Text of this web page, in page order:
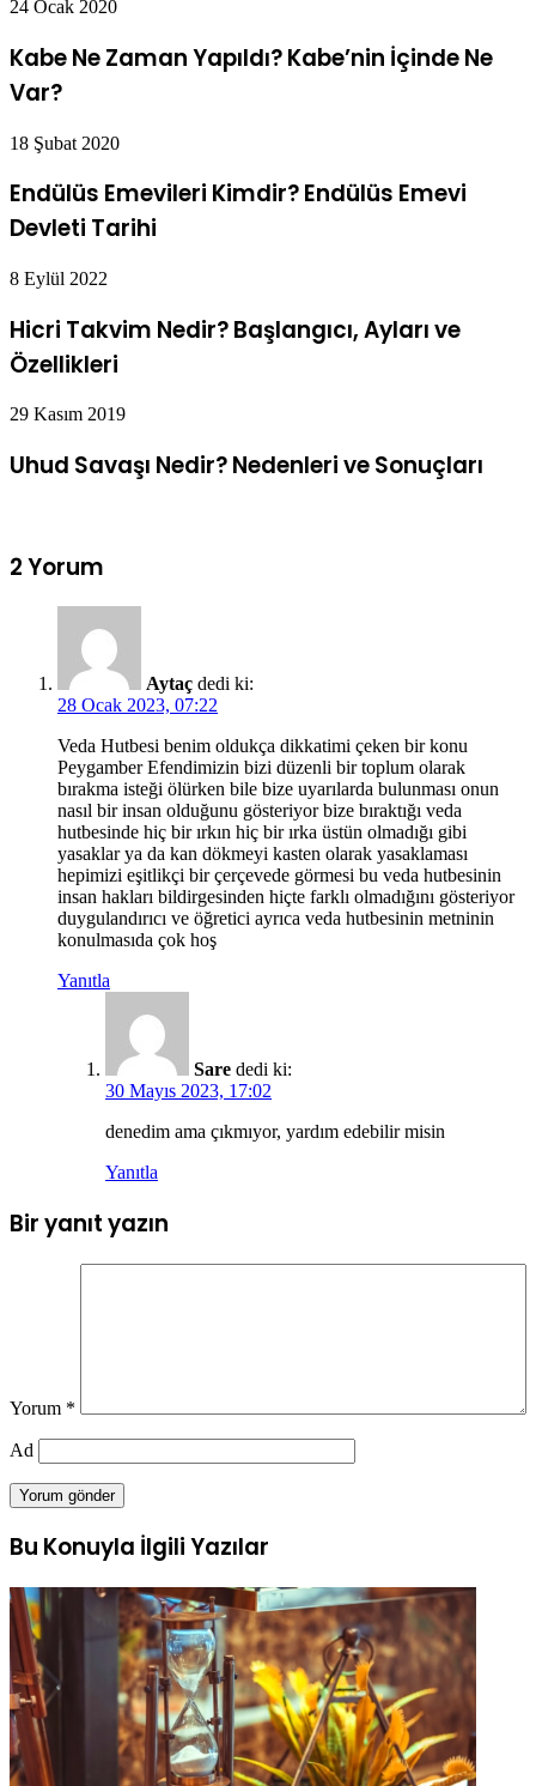
24 Ocak 2020
Kabe Ne Zaman Yapıldı? Kabe’nin İçinde Ne
Var?
18 Şubat 2020
Endülüs Emevileri Kimdir? Endülüs Emevi
Devleti Tarihi
8 Eylül 2022
Hicri Takvim Nedir? Başlangıcı, Ayları ve
Özellikleri
29 Kasım 2019
Uhud Savaşı Nedir? Nedenleri ve Sonuçları
2 Yorum
Aytaç dedi ki:
28 Ocak 2023, 07:22
Veda Hutbesi benim oldukça dikkatimi çeken bir konu
Peygamber Efendimizin bizi düzenli bir toplum olarak
bırakma isteği ölürken bile bize uyarılarda bulunması onun
nasıl bir insan olduğunu gösteriyor bize bıraktığı veda
hutbesinde hiç bir ırkın hiç bir ırka üstün olmadığı gibi
yasaklar ya da kan dökmeyi kasten olarak yasaklaması
hepimizi eşitlikçi bir çerçevede görmesi bu veda hutbesinin
insan hakları bildirgesinden hiçte farklı olmadığını gösteriyor
duygulandırıcı ve öğretici ayrıca veda hutbesinin metninin
konulmasıda çok hoş
Yanıtla
Sare dedi ki:
30 Mayıs 2023, 17:02
denedim ama çıkmıyor, yardım edebilir misin
Yanıtla
Bir yanıt yazın
Yorum *
Ad
Bu Konuyla İlgili Yazılar